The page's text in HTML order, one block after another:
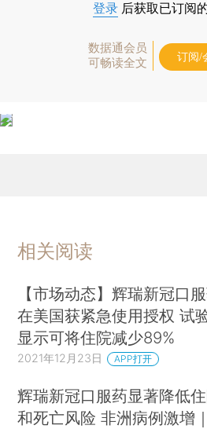
登录 后获取已订阅
数据通会员
可畅读全文
订阅/
相关阅读
【市场动态】辉瑞新冠口
在美国获紧急使用授权 试
显示可将住院减少89%
2021年12月23日 APP打开
辉瑞新冠口服药显著降低
和死亡风险 非洲病例激增｜